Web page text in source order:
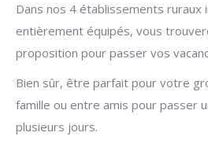
Dans nos 4 établissements ruraux
entièrement équipés, vous
proposition pour passer vos
Bien sûr, être parfait pour votre
famille ou entre amis pour passer
plusieurs jours.